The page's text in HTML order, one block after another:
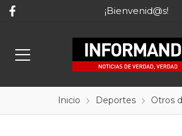
¡Bienvenid@s!
Inicio Deportes Otros